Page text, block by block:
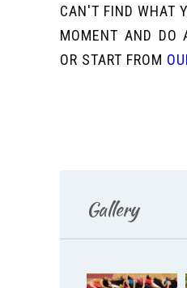
CAN'T FIND WHAT
MOMENT AND DO
OR START FROM
Gallery